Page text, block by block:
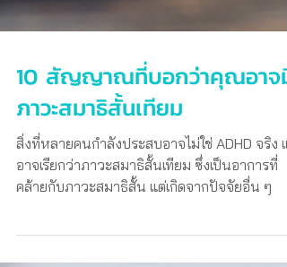
10 สัญญาณที่บอกว่าคุณอาจมี
ภาวะสมาธิสั้นเทียม
สิ่งที่หลายคนกำลังประสบอาจไม่ใช่ ADHD จริง แ